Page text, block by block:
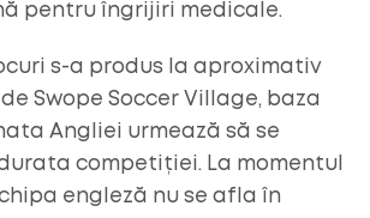
pentru îngrijiri medicale.
s-a produs la aproximativ
Swope Soccer Village, baza
Angliei urmează să se
competiției. La momentul
engleză nu se afla în